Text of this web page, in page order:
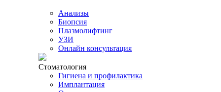
Анализы
Биопсия
Плазмолифтинг
УЗИ
Онлайн консультация
Стоматология
Гигиена и профилактика
Имплантация